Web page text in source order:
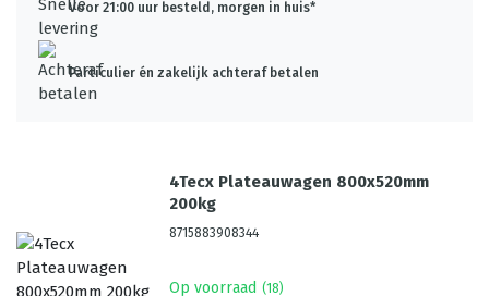
Voor 21:00 uur besteld, morgen in huis*
Particulier én zakelijk achteraf betalen
4Tecx Plateauwagen 800x520mm
200kg
8715883908344
Op voorraad (18)